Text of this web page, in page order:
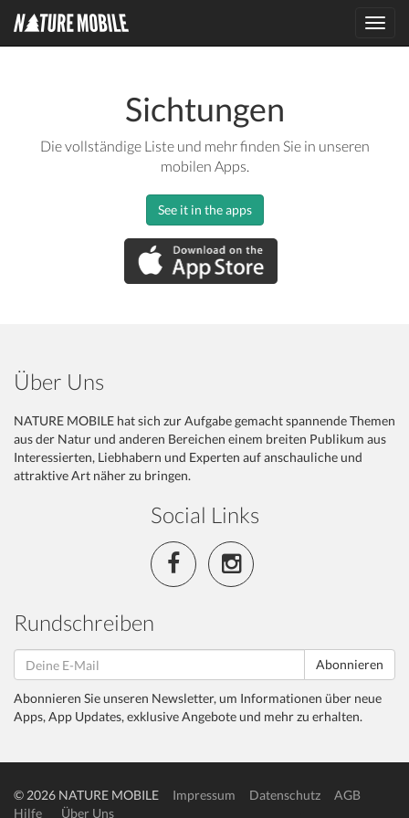
Sichtungen
Die vollständige Liste und mehr finden Sie in unseren
mobilen Apps.
See it in the apps
Über Uns
NATURE MOBILE hat sich zur Aufgabe gemacht spannende Themen
aus der Natur und anderen Bereichen einem breiten Publikum aus
Interessierten, Liebhabern und Experten auf anschauliche und
attraktive Art näher zu bringen.
Social Links
Rundschreiben
Abonnieren
Abonnieren Sie unseren Newsletter, um Informationen über neue
Apps, App Updates, exklusive Angebote und mehr zu erhalten.
© 2026 NATURE MOBILE Impressum Datenschutz
AGB
Hilfe
Über Uns